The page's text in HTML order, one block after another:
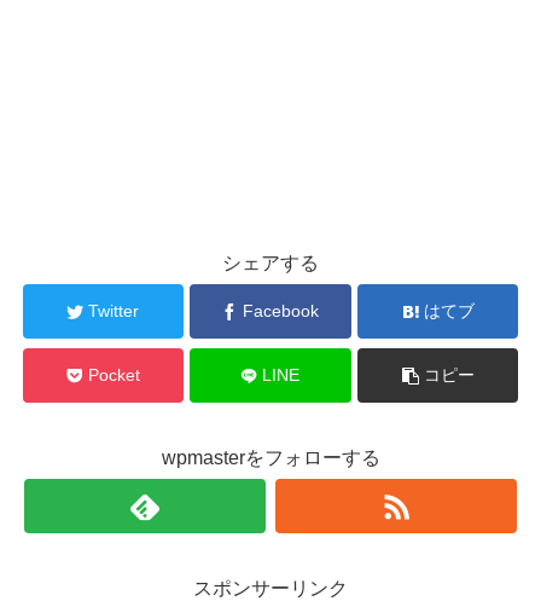
シェアする
Twitter Facebook はてブ
Pocket LINE コピー
wpmasterをフォローする
スポンサーリンク